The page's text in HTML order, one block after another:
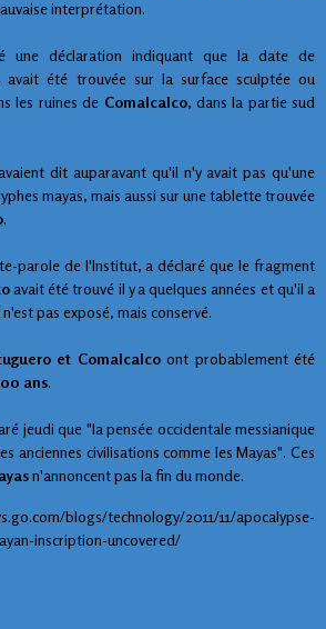
interprétation.
une déclaration indiquant que la date de
avait été trouvée sur la surface sculptée ou
les ruines de Comalcalco, dans la partie sud
dit auparavant qu'il n'y avait pas qu'une
mayas, mais aussi sur une tablette trouvée
.
parole de l'Institut, a déclaré que le fragment
avait été trouvé il y a quelques années et qu'il a
pas exposé, mais conservé.
et Comalcalcoont probablement été
ans.
jeudi que "la pensée occidentale messianique
anciennes civilisations comme les Mayas". Ces
n'annoncent pas la fin du monde.
blogs/technology/2011/11/apocalypse-
inscription-uncovered/